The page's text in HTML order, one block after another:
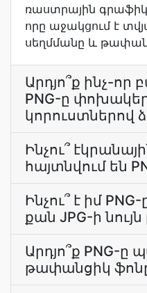
ռաստրային
որը աջակցում է
սեղմմանը և
Արդյո՞ք ինչ-որ
PNG-ը
կորուստներով
Ինչու՞
հայտնվում են
Ինչու՞ է իմ
քան JPG-ի
Արդյո՞ք PNG-ը
թափանցիկ